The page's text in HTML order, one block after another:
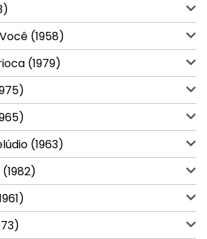
(1958)
(1979)
(1963)